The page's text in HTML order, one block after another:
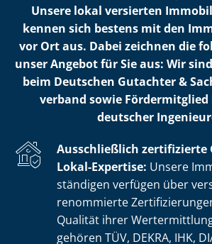
Unsere lokal versierten
kennen sich bestens mit den
vor Ort aus. Dabei zeichnen die
unser Angebot für Sie aus: Wir
beim Deutschen Gutachter &
ver­band sowie Fördermitglied
deutscher
Ausschließlich
Lokal-Expertise: Unsere
stän­di­gen verfügen über
renommierte
Qualität ihrer
gehören TÜV, DEKRA, IHK,